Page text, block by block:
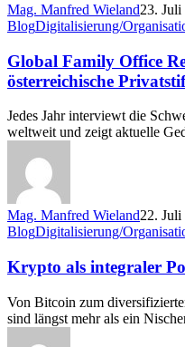
Mag. Manfred Wieland23. Juli
Global
Office
Report
–
was
machen
österreichische
Privatstiftungen?
BlogDigitalisierung/
Global Family Office
österreichische
Jedes Jahr interviewt die
weltweit und zeigt aktuelle
Mag. Manfred Wieland22. Juli
Krypto
integraler
Portfolio-
Baustein
BlogDigitalisierung/
Krypto als integraler
Von Bitcoin zum
sind längst mehr als ein